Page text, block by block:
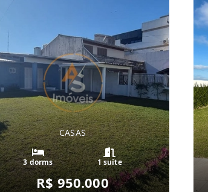
CASAS
3 dorms 1 suíte
R$ 950.000